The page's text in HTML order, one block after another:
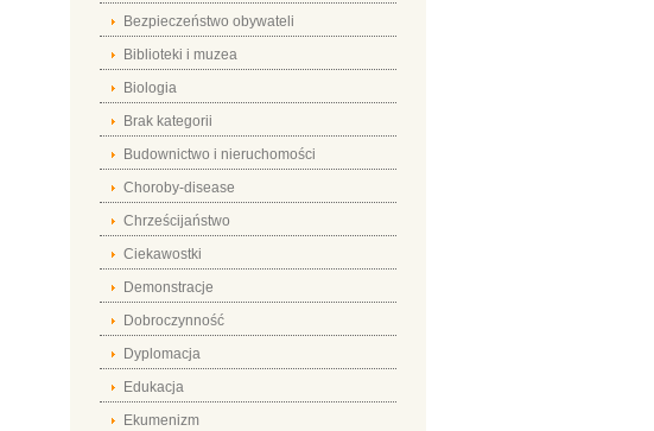
Bezpieczeństwo obywateli
Biblioteki i muzea
Biologia
Brak kategorii
Budownictwo i nieruchomości
Choroby-disease
Chrześcijaństwo
Ciekawostki
Demonstracje
Dobroczynność
Dyplomacja
Edukacja
Ekumenizm